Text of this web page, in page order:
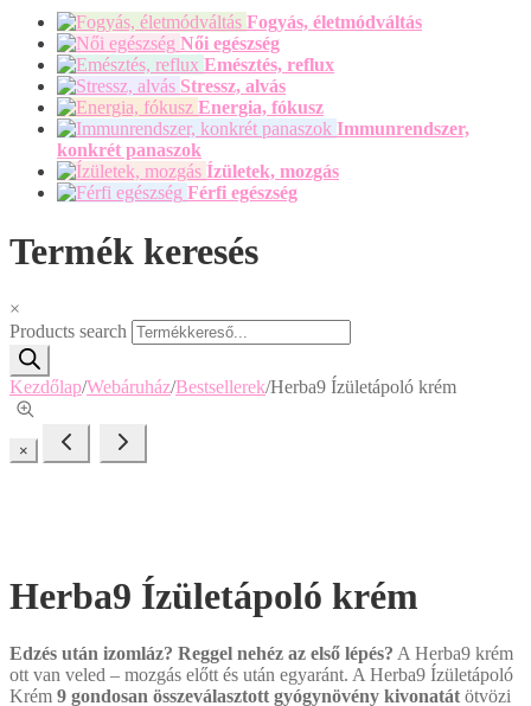
Fogyás, életmódváltás
Női egészség
Emésztés, reflux
Stressz, alvás
Energia, fókusz
Immunrendszer,
konkrét panaszok
Ízületek, mozgás
Férfi egészség
Termék keresés
×
Products search
Kezdőlap/Webáruház/Bestsellerek/Herba9 Ízületápoló krém
×
Herba9 Ízületápoló krém
Edzés után izomláz? Reggel nehéz az első lépés? A Herba9 krém
ott van veled – mozgás előtt és után egyaránt. A Herba9 Ízületápoló
Krém 9 gondosan összeválasztott gyógynövény kivonatát ötvözi